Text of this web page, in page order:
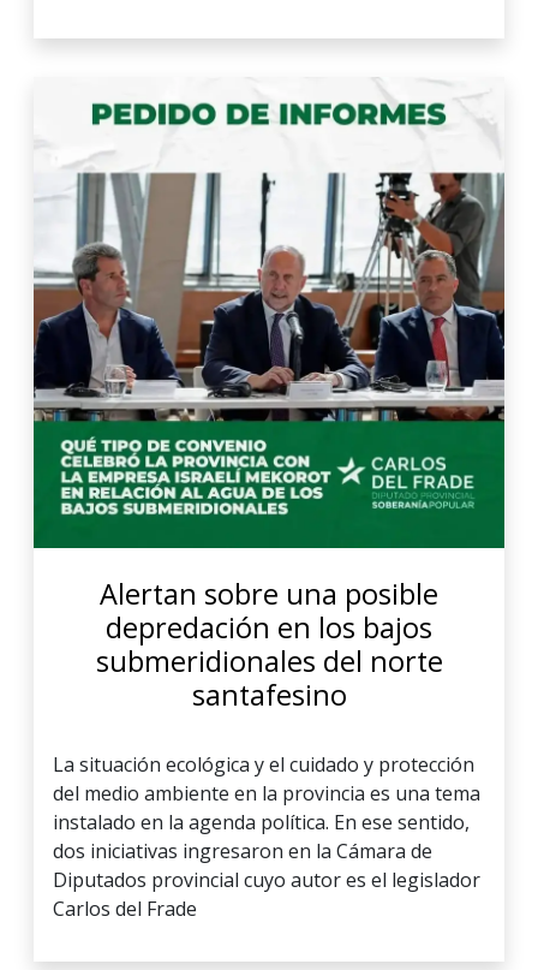
Alertan sobre una posible
depredación en los bajos
submeridionales del norte
santafesino
La situación ecológica y el cuidado y protección
del medio ambiente en la provincia es una tema
instalado en la agenda política. En ese sentido,
dos iniciativas ingresaron en la Cámara de
Diputados provincial cuyo autor es el legislador
Carlos del Frade